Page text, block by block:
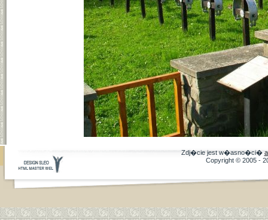
Zdj�cie jest w�asno�ci�
Copyright © 2005 -